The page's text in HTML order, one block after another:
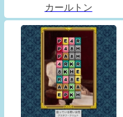
カールトン